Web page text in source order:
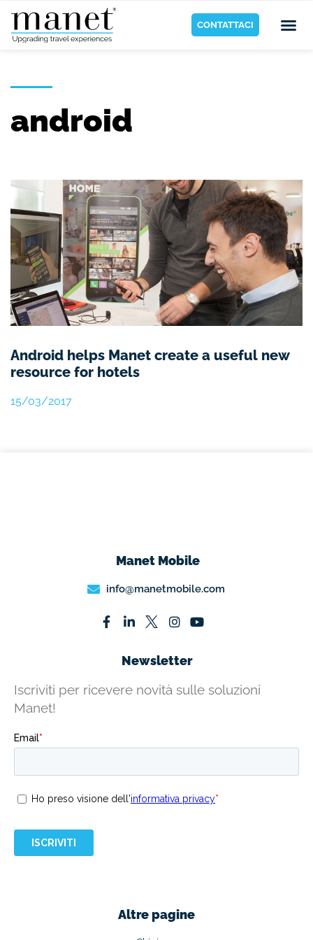
CONTATTACI
android
Android helps Manet create a useful new
resource for hotels​
15/03/2017
Manet Mobile
info@manetmobile.com
Newsletter
Iscriviti per ricevere novità sulle soluzioni
Manet!
Altre pagine